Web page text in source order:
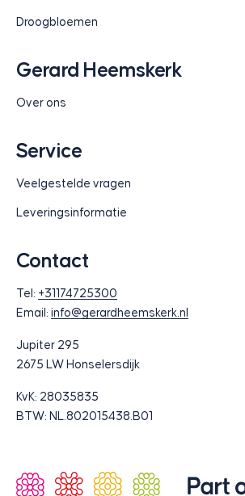
Droogbloemen
Gerard Heemskerk
Over ons
Service
Veelgestelde vragen
Leveringsinformatie
Contact
Tel: +31174725300
Email: info@gerardheemskerk.nl
Jupiter 295
2675 LW Honselersdijk
KvK: 28035835
BTW: NL.802015438.B01